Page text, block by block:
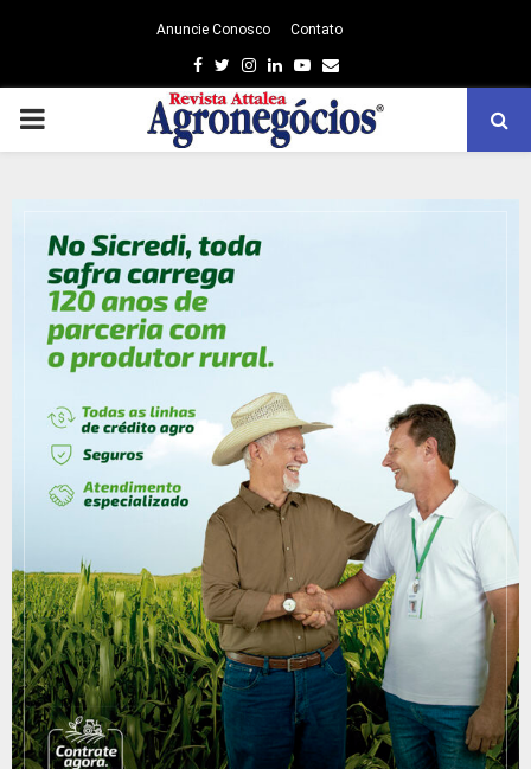
Anuncie Conosco Contato
Facebook
TwitterInstagram
LinkedinYoutube
Email
PRIMARY